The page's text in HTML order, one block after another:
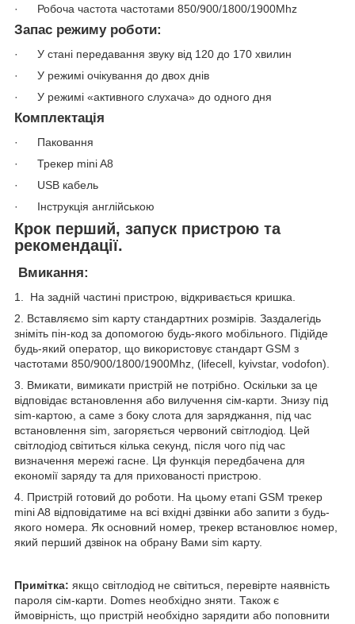
· Робоча частота частотами 850/900/1800/1900Mhz
Запас режиму роботи:
· У стані передавання звуку від 120 до 170 хвилин
· У режимі очікування до двох днів
· У режимі «активного слухача» до одного дня
Комплектація
· Паковання
· Трекер mini A8
· USB кабель
· Інструкція англійською
Крок перший, запуск пристрою та
рекомендації.
Вмикання:
1. На задній частині пристрою, відкривається кришка.
2. Вставляємо sim карту стандартних розмірів. Заздалегідь
зніміть пін-код за допомогою будь-якого мобільного. Підійде
будь-який оператор, що використовує стандарт GSM з
частотами 850/900/1800/1900Mhz, (lifecell, kyivstar, vodofon).
3. Вмикати, вимикати пристрій не потрібно. Оскільки за це
відповідає встановлення або вилучення сім-карти. Знизу під
sim-картою, а саме з боку слота для заряджання, під час
встановлення sim, загоряється червоний світлодіод. Цей
світлодіод світиться кілька секунд, після чого під час
визначення мережі гасне. Ця функція передбачена для
економії заряду та для прихованості пристрою.
4. Пристрій готовий до роботи. На цьому етапі GSM трекер
mini A8 відповідатиме на всі вхідні дзвінки або запити з будь-
якого номера. Як основний номер, трекер встановлює номер,
який перший дзвінок на обрану Вами sim карту.
Примітка: якщо світлодіод не світиться, перевірте наявність
пароля сім-карти. Domes необхідно зняти. Також є
ймовірність, що пристрій необхідно зарядити або поповнити